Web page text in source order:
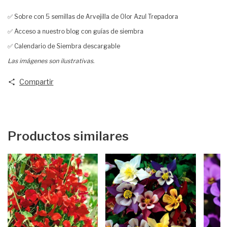
✅ Sobre con 5 semillas de Arvejilla de Olor Azul Trepadora
✅ Acceso a nuestro blog con guías de siembra
✅ Calendario de Siembra descargable
Las imágenes son ilustrativas.
Compartir
Productos similares